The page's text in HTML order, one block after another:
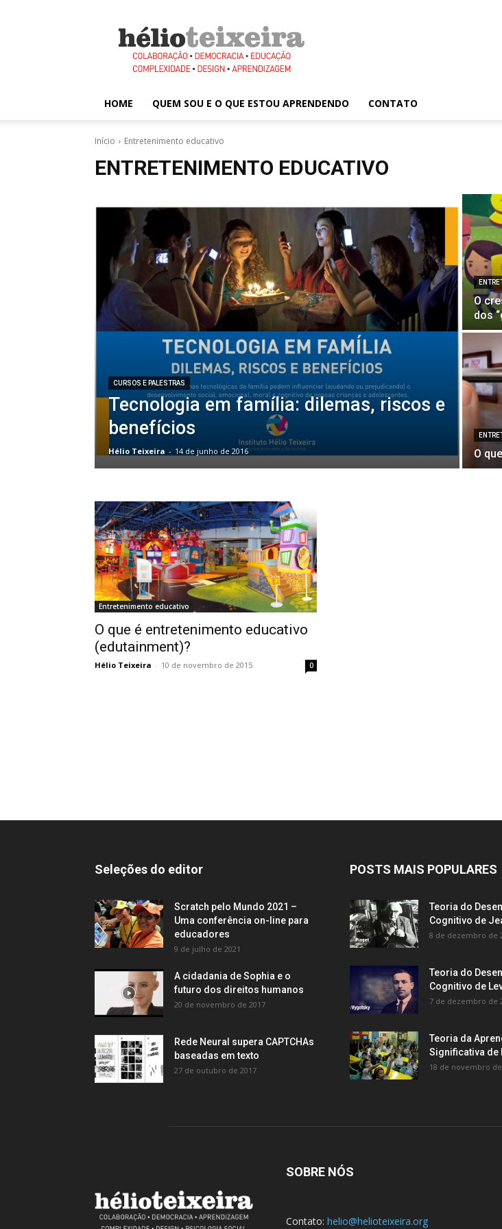
Hélio
Teixeira
HOME QUEM SOU E O QUE ESTOU APRENDENDO CONTATO
Início Entretenimento educativo
ENTRETENIMENTO EDUCATIVO
CURSOS E PALESTRAS
Tecnologia em família: dilemas, riscos e
benefícios
Hélio Teixeira - 14 de junho de 2016
O
dos
O
Entretenimento educativo
O que é entretenimento educativo
(edutainment)?
Hélio Teixeira - 10 de novembro de 2015 0
Seleções do editor
Scratch pelo Mundo 2021 –
Uma conferência on-line para
educadores
9 de julho de 2021
A cidadania de Sophia e o
futuro dos direitos humanos
20 de novembro de 2017
Rede Neural supera CAPTCHAs
baseadas em texto
27 de outubro de 2017
POSTS MAIS POPULARES
Teoria do
Cognitivo de
8 de dezembro de
Teoria do
Cognitivo de
7 de dezembro de
Teoria da
Significativa de
18 de novembro
SOBRE NÓS
Contato: helio@helioteixeira.org